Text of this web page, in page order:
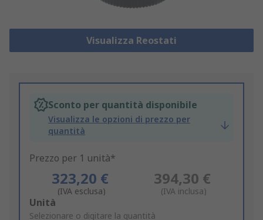
Visualizza Reostati
Sconto per quantità disponibile
Visualizza le opzioni di prezzo per
quantità
Prezzo per 1 unità*
323,20 €
(IVA esclusa)
394,30 €
(IVA inclusa)
Add
to
Unità
Selezionare o digitare la quantità